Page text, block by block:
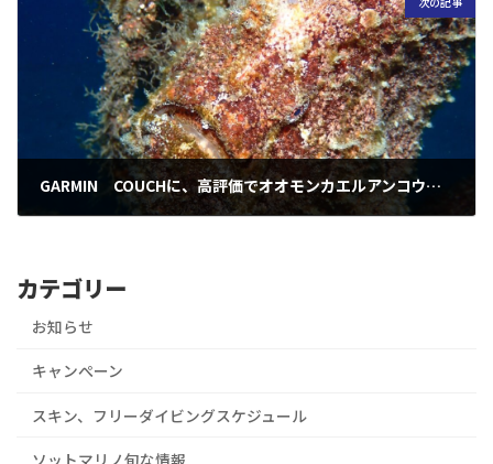
GARMIN COUCHに、高評価でオオモンカエルアンコウ気分で、ギリギリセーフ！G1の次は、G2スタートで、一部じゃなく、二部三部とあなたの好きな、ほっこりニヤケるキャラを選んでおくんなまし！ってお話
2025年2月17日
カテゴリー
お知らせ
キャンぺーン
スキン、フリーダイビングスケジュール
ソットマリノ旬な情報